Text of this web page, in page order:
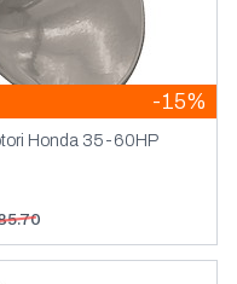
-15%
Honda 35-60HP